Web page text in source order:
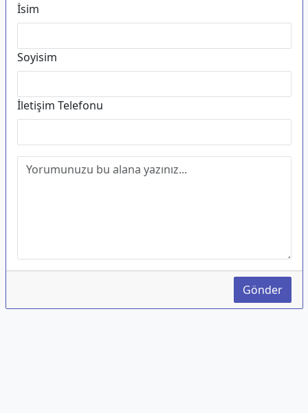
İsim
Soyisim
İletişim Telefonu
Gönder